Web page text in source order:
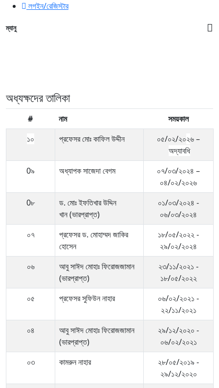
লগইন/রেজিস্টার
ম্যানু
অধ্যক্ষদের তালিকা
# নাম
সময়কাল
১০ প্রফেসর মোঃ কাফিলউদ্দীন ০৫/০২/২০২৬ –
অদ্যাবধি
0৯
অধ্যাপক সাজেদা বেগম
০৭/০৩/২০২৪ –
০৪/০২/২০২৬
0৮
ড. মোঃ ইফতিখার উদ্দিন
খান (ভারপ্রাপ্ত)
০১/০৩/২০২৪ -
০৬/০৩/২০২৪
০৭
প্রফেসর ড. মোহাম্মদ জাকির
হোসেন
১৮/০৫/২০২২ -
২৯/০২/২০২৪
০৬
আবু সাঈদ মোহাঃ ফিরোজজামান
(ভারপ্রাপ্ত)
২৩/১১/২০২১ -
১৮/০৫/২০২২
০৫
প্রফেসর সুফিউন নাহার
০৬/০২/২০২১ -
২২/১১/২০২১
০৪
আবু সাঈদ মোহাঃ ফিরোজজামান
(ভারপ্রাপ্ত)
২৯/১২/২০২০ -
০৬/০২/২০২১
০৩
কামরুন নাহার
২৮/০৫/২০১৯ -
২৯/১২/২০২০